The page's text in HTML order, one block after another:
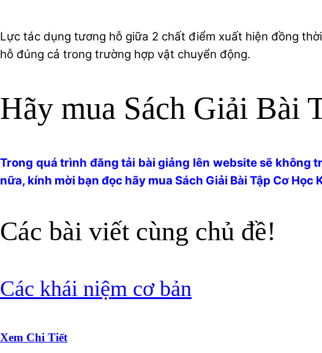
Lực tác dụng tương hỗ giữa 2 chất điểm xuất hiện đồng
hỗ đúng cả trong trường hợp vật chuyển động.
Hãy mua Sách Giải Bài
Trong quá trình đăng tải bài giảng lên website sẽ không
nữa, kính mời bạn đọc hãy mua Sách Giải Bài Tập Cơ
Các bài viết cùng chủ đề!
Các khái niệm cơ bản
Xem Chi Tiết